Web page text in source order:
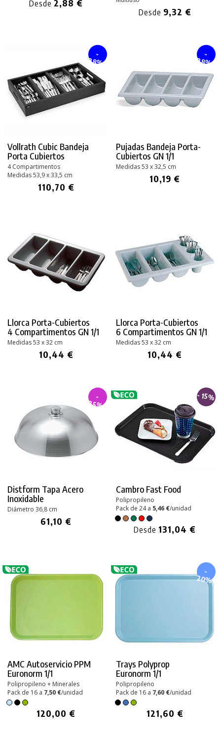
Desde 2,88 €
Desde 9,32 €
-
28%
Vollrath Cubic Bandeja
Porta Cubiertos
4 Compartimentos
Medidas 53,9 x 33,5 cm
110,70 €
-
28%
Pujadas Bandeja Porta-
Cubiertos GN 1/1
Medidas 53 x 32,5 cm
10,19 €
Llorca Porta-Cubiertos
4 Compartimentos GN 1/1
Medidas 53 x 32 cm
10,44 €
Llorca Porta-Cubiertos
6 Compartimentos GN 1/1
Medidas 53 x 32 cm
10,44 €
-
35%
Distform Tapa Acero
Inoxidable
Diámetro 36,8 cm
61,10 €
- 15%
Cambro Fast Food
Polipropileno
Pack de 24 a 5,46 €/unidad
Desde 131,04 €
AMC Autoservicio PPM
Euronorm 1/1
Polipropileno + Minerales
Pack de 16 a 7,50 €/unidad
120,00 €
-
20%
Trays Polyprop
Euronorm 1/1
Polipropileno
Pack de 16 a 7,60 €/unidad
121,60 €